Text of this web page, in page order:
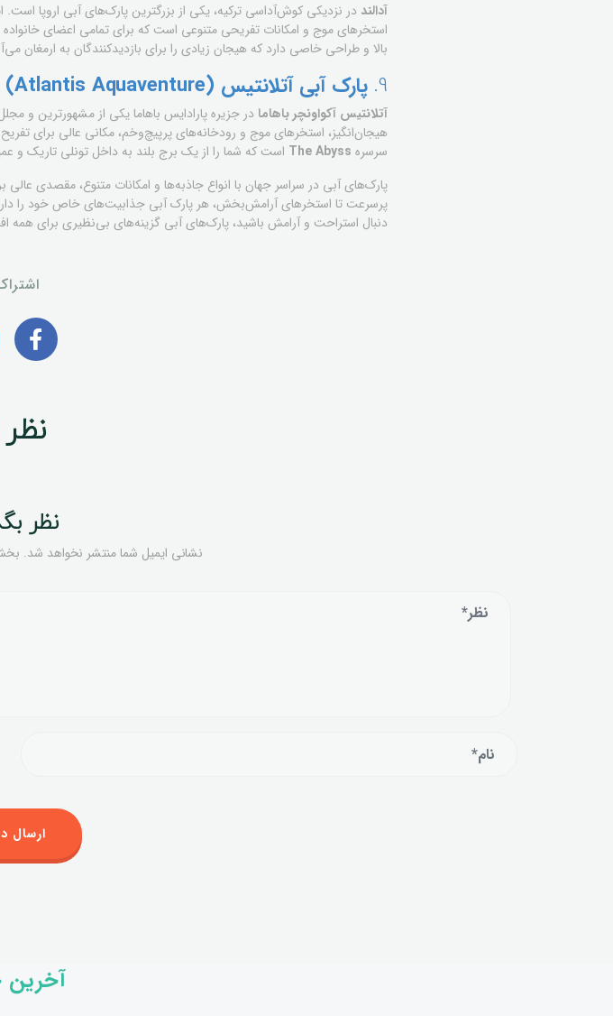
آدالند در نزدیکی کوش‌آداسی ترکیه، یکی از بزرگترین پارک‌های آبی اروپا
استخرهای موج و امکانات تفریحی متنوعی است که برای تمامی اعضای
بالا و طراحی خاصی دارد که هیجان زیادی را برای بازدیدکنندگان به ارمغان
9. پارک آبی آتلانتیس (Atlantis Aquaventure) – باهاما
آتلانتیس آکواونچر باهاما در جزیره پارادایس باهاما یکی از مشهورترین و
هیجان‌انگیز، استخرهای موج و رودخانه‌های پرپیچ‌وخم، مکانی عالی برای
سرسره The Abyss است که شما را از یک برج بلند به داخل تونلی تاریک و
پارک‌های آبی در سراسر جهان با انواع جاذبه‌ها و امکانات متنوع، مقصدی
پرسرعت تا استخرهای آرامش‌بخش، هر پارک آبی جذابیت‌های خاص خود را
دنبال استراحت و آرامش باشید، پارک‌های آبی گزینه‌های بی‌نظیری برای همه
نظر
نظر
نشانی ایمیل شما منتشر نخواهد شد.
آخرین